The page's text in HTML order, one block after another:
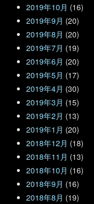
2019年10月 (16)
2019年9月 (20)
2019年8月 (20)
2019年7月 (19)
2019年6月 (20)
2019年5月 (17)
2019年4月 (30)
2019年3月 (15)
2019年2月 (13)
2019年1月 (20)
2018年12月 (18)
2018年11月 (13)
2018年10月 (16)
2018年9月 (16)
2018年8月 (19)